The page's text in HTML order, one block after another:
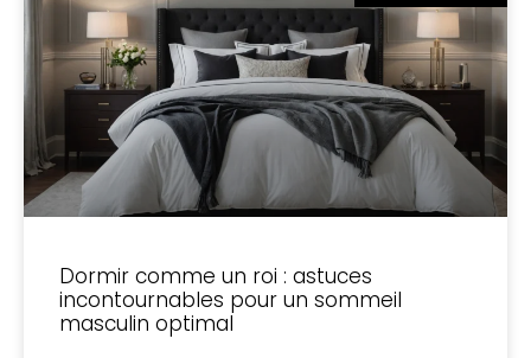
Dormir comme un roi : astuces
incontournables pour un sommeil
masculin optimal